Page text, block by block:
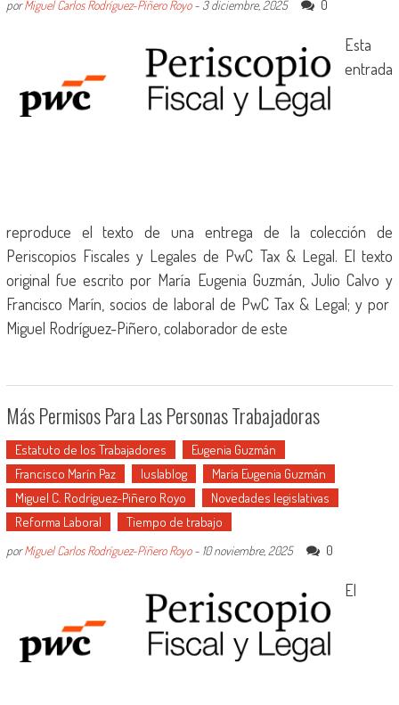
porMiguel Carlos Rodríguez-Piñero Royo- 3 diciembre, 2025 0
Esta
entrada
reproduce el texto de una entrega de la colección de
Periscopios Fiscales y Legales de PwC Tax & Legal. El texto
original fue escrito por María Eugenia Guzmán, Julio Calvo y
Francisco Marín, socios de laboral de PwC Tax & Legal; y por
Miguel Rodríguez-Piñero, colaborador de este
Más Permisos Para Las Personas Trabajadoras
Estatuto de los Trabajadores
Eugenia Guzmán
Francisco Marín Paz
Iuslablog
María Eugenia Guzmán
Miguel C. Rodríguez-Piñero Royo
Novedades legislativas
Reforma Laboral
Tiempo de trabajo
porMiguel Carlos Rodríguez-Piñero Royo- 10 noviembre, 2025 0
El